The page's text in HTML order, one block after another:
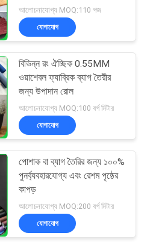
মিমি সঙ্গে
আলোচনাযোগ্য MOQ:110 গজ
যোগাযোগ
বিভিন্ন রং ঐচ্ছিক 0.55MM
ওয়াশেবল ফ্যাব্রিক ব্যাগ তৈরীর
জন্য উপাদান রোল
আলোচনাযোগ্য MOQ:100 বর্গ মিটার
যোগাযোগ
পোশাক বা ব্যাগ তৈরির জন্য ১০০%
পুনর্ব্যবহারযোগ্য এবং রেশম পৃষ্ঠের
কাপড়
আলোচনাযোগ্য MOQ:200 বর্গ মিটার
যোগাযোগ